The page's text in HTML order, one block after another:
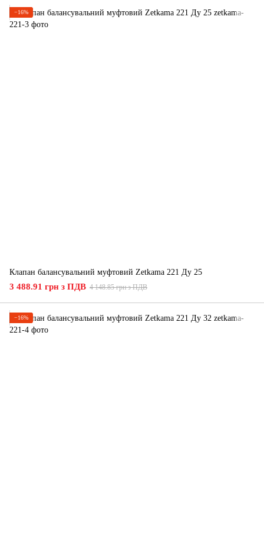
−16%
Клапан балансувальний муфтовий Zetkama 221 Ду 25
3 488.91 грн з ПДВ 4 148.85 грн з ПДВ
−16%